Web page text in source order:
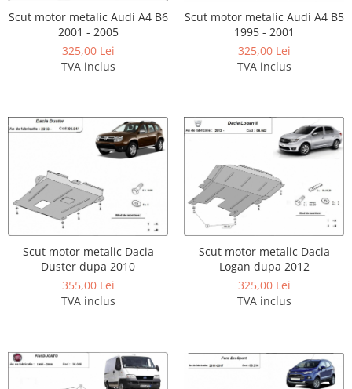
Carlige Peugeot
Carlige Plymouth
Carlige Polestar
Carlige Seat
Carlige SsangYong
Carlige Subaru
Carlige Suzuki
Carlige Tesla
Carlige Toyota
Carlige Volkswagen
Carlige Xpeng
Scut motor metalic Audi A4 B6
2001 - 2005
325,00 Lei
TVA inclus
Scut motor metalic Audi A4 B5
1995 - 2001
325,00 Lei
TVA inclus
Scut motor metalic Dacia
Duster dupa 2010
355,00 Lei
TVA inclus
Scut motor metalic Dacia
Logan dupa 2012
325,00 Lei
TVA inclus